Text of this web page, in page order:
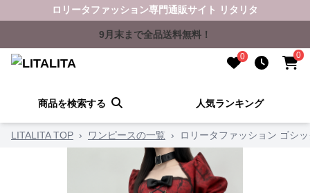
ロリータファッション専門通販サイト リタリタ
9月末まで全品送料無料！
0 0
商品を検索する 人気ランキング
LITALITA TOP › ワンピースの一覧 › ロリータファッション ゴシ